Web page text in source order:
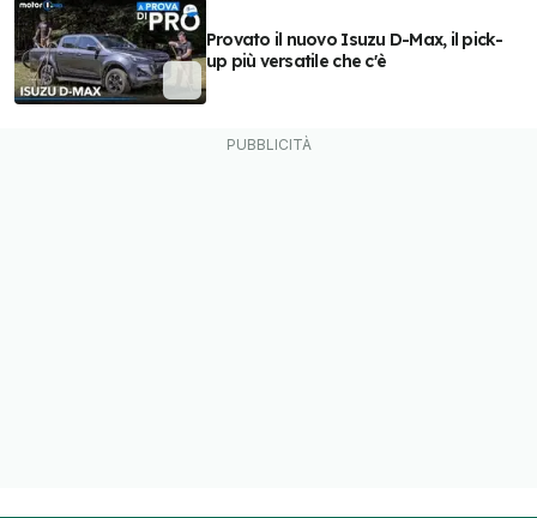
Provato il nuovo Isuzu D-Max, il pick-
up più versatile che c'è